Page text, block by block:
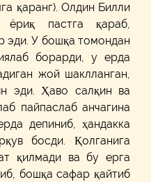
қаранг). Олдин Билли
ёриқ пастга қараб,
эди. У бошқа томондан
борарди, у ерда
жой шаклланган,
эди. Ҳаво салқин ва
пайпаслаб анчагина
депиниб, ҳандакка
босди. Қолганига
қилмади ва бу ерга
бошқа сафар қайтиб